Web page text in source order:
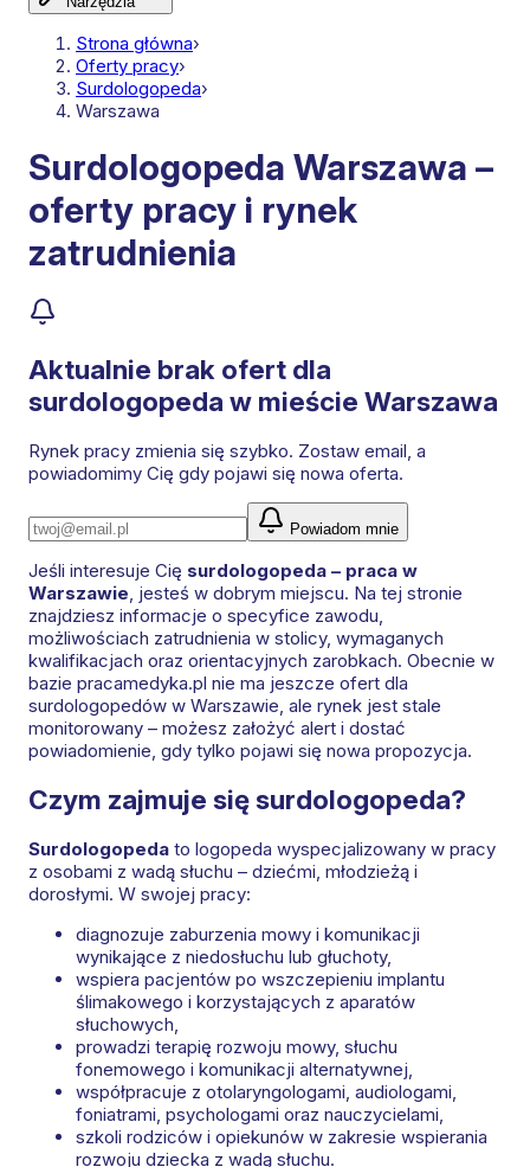
Strona główna›
Oferty pracy›
Surdologopeda›
Warszawa
Surdologopeda Warszawa –
oferty pracy i rynek
zatrudnienia
Aktualnie brak ofert dla
surdologopeda w mieście Warszawa
Rynek pracy zmienia się szybko. Zostaw email, a
powiadomimy Cię gdy pojawi się nowa oferta.
Powiadom mnie
Jeśli interesuje Cię surdologopeda – praca w
Warszawie , jesteś w dobrym miejscu. Na tej stronie
znajdziesz informacje o specyfice zawodu,
możliwościach zatrudnienia w stolicy, wymaganych
kwalifikacjach oraz orientacyjnych zarobkach. Obecnie w
bazie pracamedyka.pl nie ma jeszcze ofert dla
surdologopedów w Warszawie, ale rynek jest stale
monitorowany – możesz założyć alert i dostać
powiadomienie, gdy tylko pojawi się nowa propozycja.
Czym zajmuje się surdologopeda?
Surdologopeda to logopeda wyspecjalizowany w pracy
z osobami z wadą słuchu – dziećmi, młodzieżą i
dorosłymi. W swojej pracy:
diagnozuje zaburzenia mowy i komunikacji
wynikające z niedosłuchu lub głuchoty,
wspiera pacjentów po wszczepieniu implantu
ślimakowego i korzystających z aparatów
słuchowych,
prowadzi terapię rozwoju mowy, słuchu
fonemowego i komunikacji alternatywnej,
współpracuje z otolaryngologami, audiologami,
foniatrami, psychologami oraz nauczycielami,
szkoli rodziców i opiekunów w zakresie wspierania
rozwoju dziecka z wadą słuchu.